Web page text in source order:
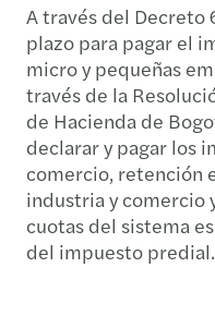
A través del Decreto
plazo para pagar el
micro y pequeñas
través de la
de Hacienda de
declarar y pagar los
comercio, retención
industria y comercio
cuotas del sistema
del impuesto predial.